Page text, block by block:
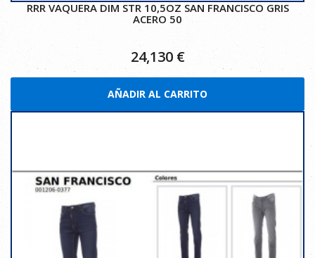
RRR VAQUERA DIM STR 10,5OZ SAN FRANCISCO GRIS
ACERO 50
24,130€
AÑADIR AL CARRITO